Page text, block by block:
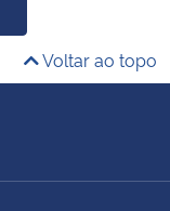
Voltar ao topo